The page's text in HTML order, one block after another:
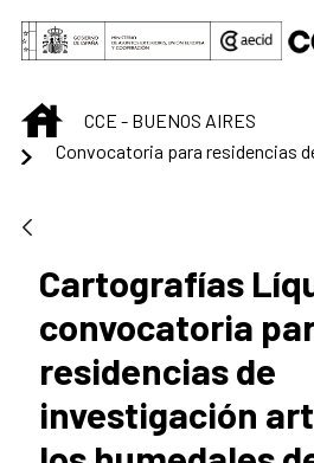
Saltar al contenido principal
INICIOCCE - BUENOS AIRES
Cartografías
convocatoria
residencias de
investigación